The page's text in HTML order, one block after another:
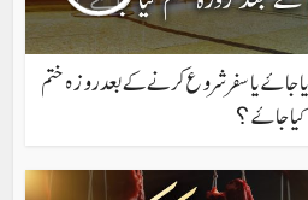
جاۓ یا سفر شروع کرنے کے بعد روزہ ختم
کیا جاۓ ؟